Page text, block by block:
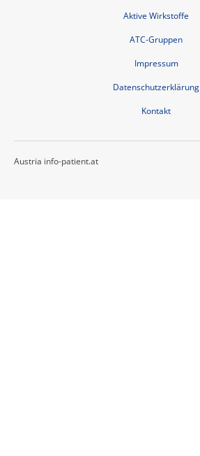
Aktive Wirkstoffe
ATC-Gruppen
Impressum
Datenschutzerklärung
Kontakt
Austria info-patient.at